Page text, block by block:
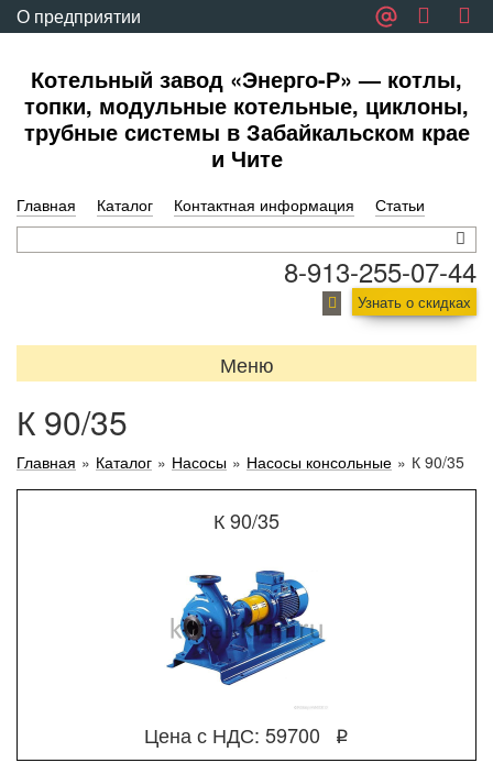
О предприятии
Котельный завод «Энерго-Р» — котлы,
топки, модульные котельные, циклоны,
трубные системы в Забайкальском крае
и Чите
Главная Каталог Контактная информация Статьи
8-913-255-07-44
Узнать о скидках
Меню
К 90/35
Главная » Каталог » Насосы » Насосы консольные » К 90/35
К 90/35
Цена с НДС: 59700 q